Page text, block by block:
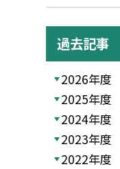
過去記事
2026年度
2025年度
2024年度
2023年度
2022年度